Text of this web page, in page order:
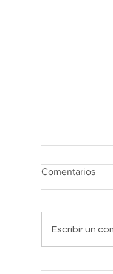
Comentarios
Escribir un